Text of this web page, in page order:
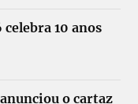
10 anos
o cartaz